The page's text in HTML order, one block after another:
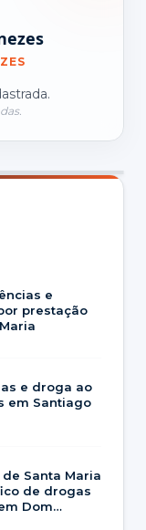
e
prestação
e droga ao
em Santiago
Santa Maria
de drogas
Dom